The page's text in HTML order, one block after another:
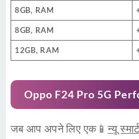
8GB, RAM
8GB, RAM
12GB, RAM
Oppo F24 Pro 5G
जब आप अपने लिए एक📱न्यू